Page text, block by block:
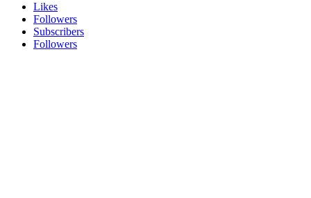
Likes
Followers
Subscribers
Followers